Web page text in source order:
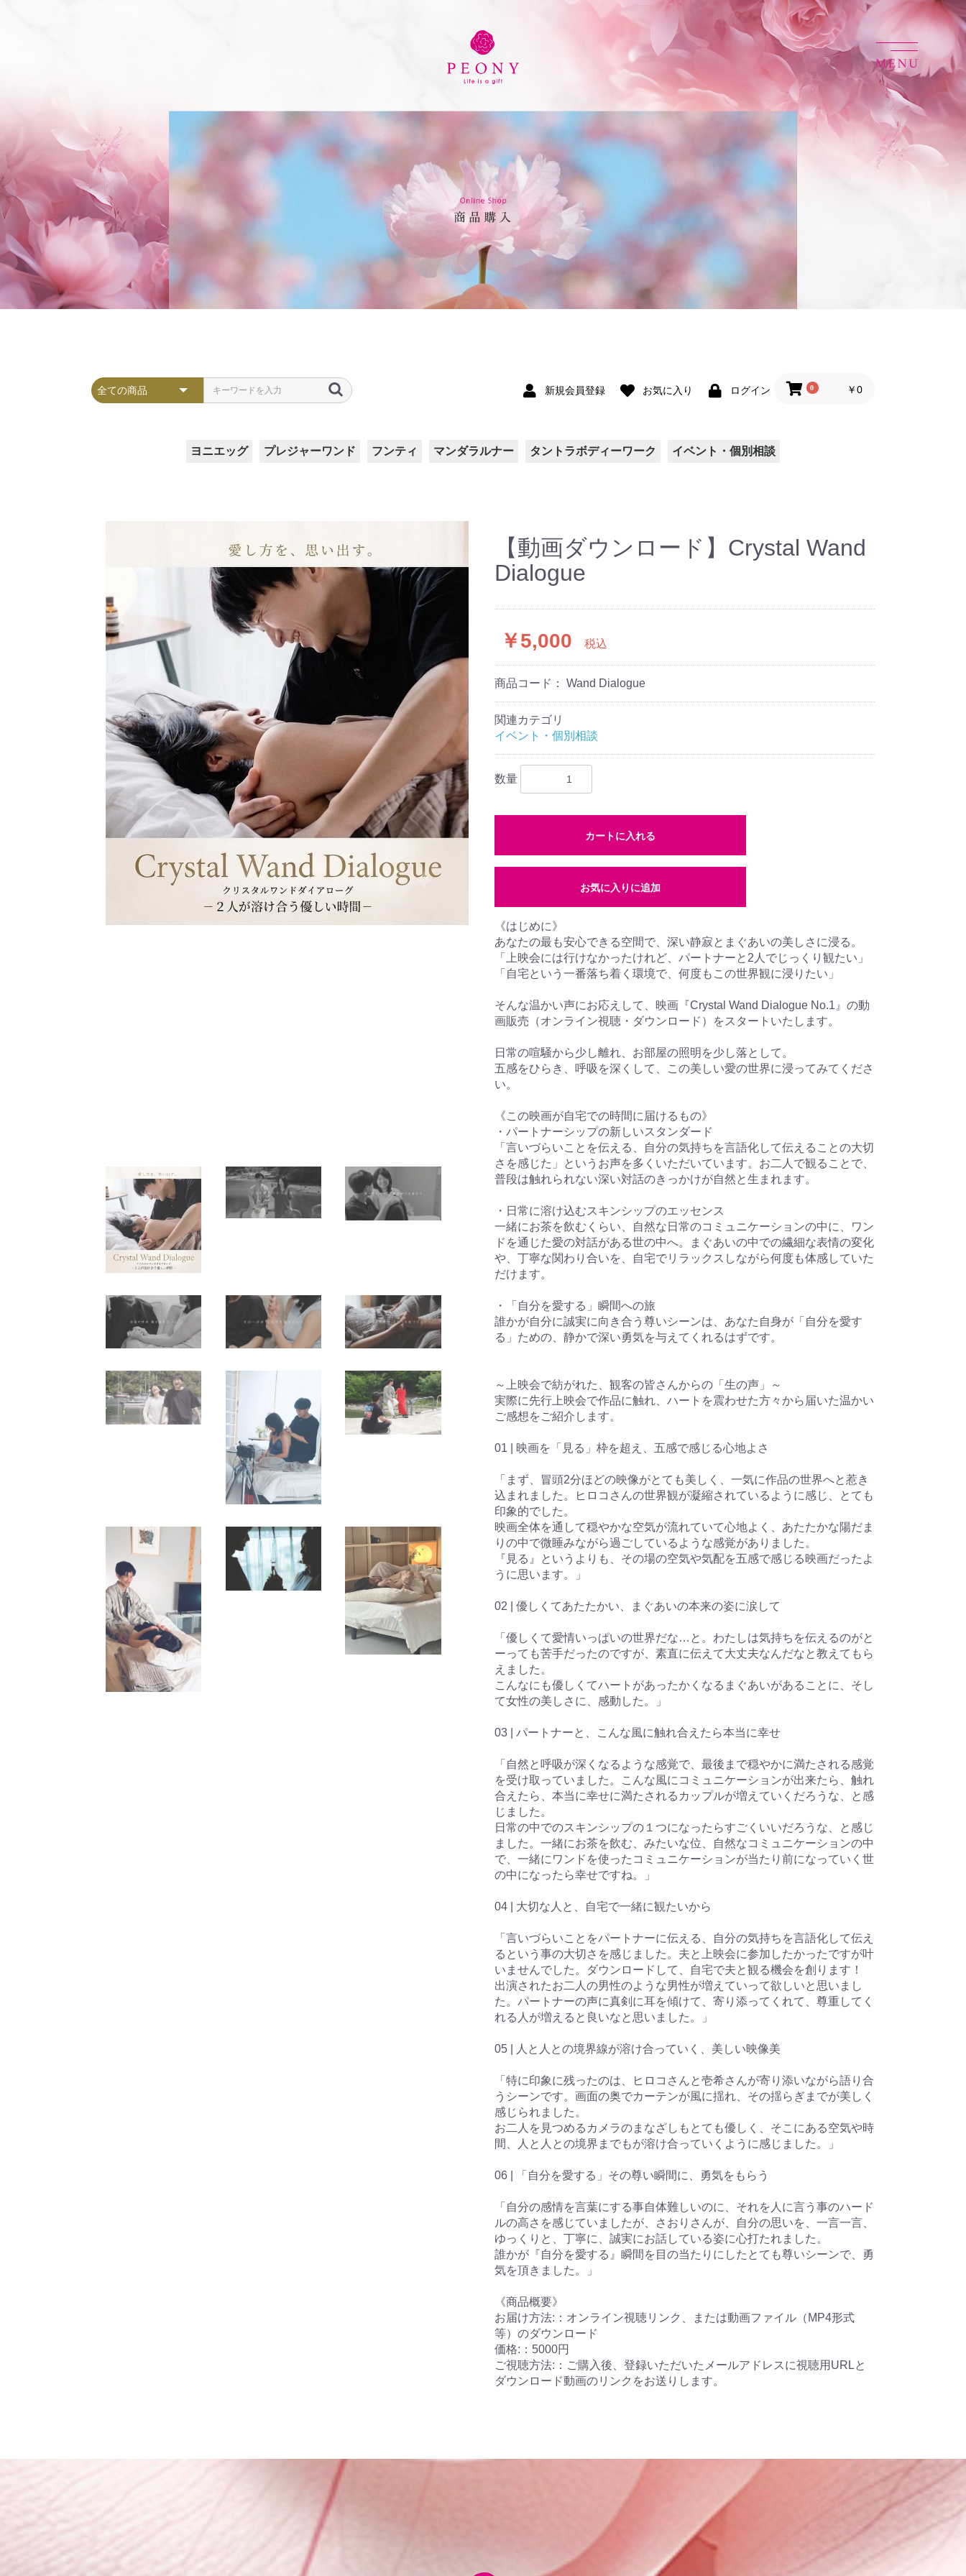
新規会員登録 お気に入り ログイン 0 ￥0
ヨニエッグ プレジャーワンド フンティ マンダラルナー タントラボディーワーク イベント・個別相談
【動画ダウンロード】Crystal Wand
Dialogue
￥5,000 税込
商品コード： Wand Dialogue
関連カテゴリ
イベント・個別相談
数量
カートに入れる
お気に入りに追加
《はじめに》
あなたの最も安心できる空間で、深い静寂とまぐあいの美しさに浸る。
「上映会には行けなかったけれど、パートナーと2人でじっくり観たい」
「自宅という一番落ち着く環境で、何度もこの世界観に浸りたい」
そんな温かい声にお応えして、映画『Crystal Wand Dialogue No.1』の動
画販売（オンライン視聴・ダウンロード）をスタートいたします。
日常の喧騒から少し離れ、お部屋の照明を少し落として。
五感をひらき、呼吸を深くして、この美しい愛の世界に浸ってみてくださ
い。
《この映画が自宅での時間に届けるもの》
・パートナーシップの新しいスタンダード
「言いづらいことを伝える、自分の気持ちを言語化して伝えることの大切
さを感じた」というお声を多くいただいています。お二人で観ることで、
普段は触れられない深い対話のきっかけが自然と生まれます。
・日常に溶け込むスキンシップのエッセンス
一緒にお茶を飲むくらい、自然な日常のコミュニケーションの中に、ワン
ドを通じた愛の対話がある世の中へ。まぐあいの中での繊細な表情の変化
や、丁寧な関わり合いを、自宅でリラックスしながら何度も体感していた
だけます。
・「自分を愛する」瞬間への旅
誰かが自分に誠実に向き合う尊いシーンは、あなた自身が「自分を愛す
る」ための、静かで深い勇気を与えてくれるはずです。
～上映会で紡がれた、観客の皆さんからの「生の声」～
実際に先行上映会で作品に触れ、ハートを震わせた方々から届いた温かい
ご感想をご紹介します。
01 | 映画を「見る」枠を超え、五感で感じる心地よさ
「まず、冒頭2分ほどの映像がとても美しく、一気に作品の世界へと惹き
込まれました。ヒロコさんの世界観が凝縮されているように感じ、とても
印象的でした。
映画全体を通して穏やかな空気が流れていて心地よく、あたたかな陽だま
りの中で微睡みながら過ごしているような感覚がありました。
『見る』というよりも、その場の空気や気配を五感で感じる映画だったよ
うに思います。」
02 | 優しくてあたたかい、まぐあいの本来の姿に涙して
「優しくて愛情いっぱいの世界だな…と。わたしは気持ちを伝えるのがと
ーっても苦手だったのですが、素直に伝えて大丈夫なんだなと教えてもら
えました。
こんなにも優しくてハートがあったかくなるまぐあいがあることに、そし
て女性の美しさに、感動した。」
03 | パートナーと、こんな風に触れ合えたら本当に幸せ
「自然と呼吸が深くなるような感覚で、最後まで穏やかに満たされる感覚
を受け取っていました。こんな風にコミュニケーションが出来たら、触れ
合えたら、本当に幸せに満たされるカップルが増えていくだろうな、と感
じました。
日常の中でのスキンシップの１つになったらすごくいいだろうな、と感じ
ました。一緒にお茶を飲む、みたいな位、自然なコミュニケーションの中
で、一緒にワンドを使ったコミュニケーションが当たり前になっていく世
の中になったら幸せですね。」
04 | 大切な人と、自宅で一緒に観たいから
「言いづらいことをパートナーに伝える、自分の気持ちを言語化して伝え
るという事の大切さを感じました。夫と上映会に参加したかったですが叶
いませんでした。ダウンロードして、自宅で夫と観る機会を創ります！
出演されたお二人の男性のような男性が増えていって欲しいと思いまし
た。パートナーの声に真剣に耳を傾けて、寄り添ってくれて、尊重してく
れる人が増えると良いなと思いました。」
05 | 人と人との境界線が溶け合っていく、美しい映像美
「特に印象に残ったのは、ヒロコさんと壱希さんが寄り添いながら語り合
うシーンです。画面の奥でカーテンが風に揺れ、その揺らぎまでが美しく
感じられました。
お二人を見つめるカメラのまなざしもとても優しく、そこにある空気や時
間、人と人との境界までもが溶け合っていくように感じました。」
06 | 「自分を愛する」その尊い瞬間に、勇気をもらう
「自分の感情を言葉にする事自体難しいのに、それを人に言う事のハード
ルの高さを感じていましたが、さおりさんが、自分の思いを、一言一言、
ゆっくりと、丁寧に、誠実にお話している姿に心打たれました。
誰かが『自分を愛する』瞬間を目の当たりにしたとても尊いシーンで、勇
気を頂きました。」
《商品概要》
お届け方法:：オンライン視聴リンク、または動画ファイル（MP4形式
等）のダウンロード
価格:：5000円
ご視聴方法:：ご購入後、登録いただいたメールアドレスに視聴用URLと
ダウンロード動画のリンクをお送りします。